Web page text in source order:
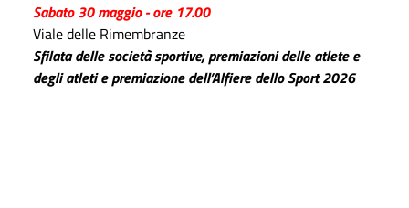
Sabato 30 maggio - ore 17.00
Viale delle Rimembranze
Sfilata delle società sportive, premiazioni delle atlete e
degli atleti e premiazione dell’Alfiere dello Sport 2026